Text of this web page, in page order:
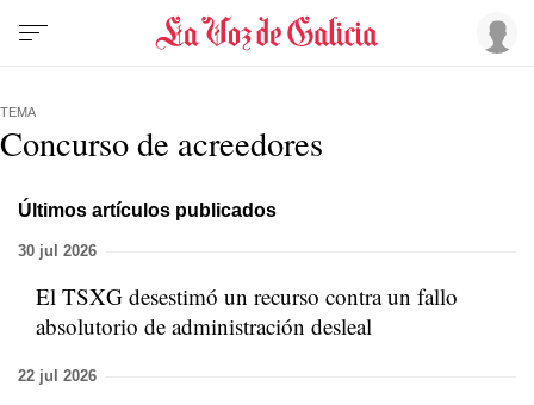
TEMA
Concurso de acreedores
Últimos artículos publicados
30 jul 2026
El TSXG desestimó un recurso contra un fallo
absolutorio de administración desleal
22 jul 2026